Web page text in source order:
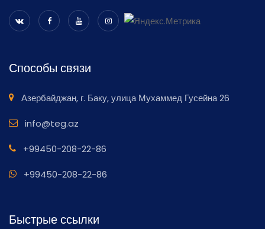
Способы связи
Азербайджан, г. Баку, улица Мухаммед Гусейна 26
info@teg.az
+99450-208-22-86
+99450-208-22-86
Быстрые ссылки